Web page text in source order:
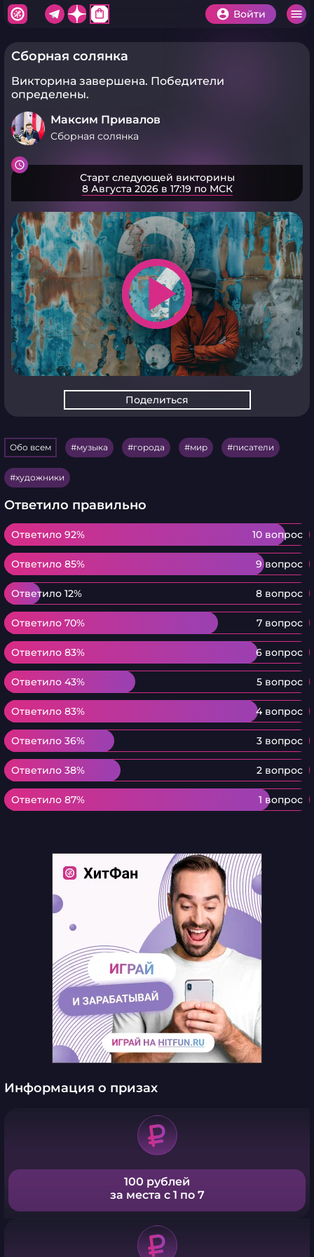
shopping_bag Войти
Сборная солянка
Викторина завершена. Победители
определены.
Максим Привалов
Сборная солянка
Старт следующей викторины
8 Августа 2026 в 17:19 по МСК
play_arrow
Поделиться
Обо всем музыка города мир писатели
художники
Ответило правильно
Ответило 92% 10 вопрос
Ответило 92%
Ответило 85% 9 вопрос
Ответило 85%
Ответило 12% 8 вопрос
Ответило 12%
Ответило 70% 7 вопрос
Ответило 70%
Ответило 83% 6 вопрос
Ответило 83%
Ответило 43% 5 вопрос
Ответило 43%
Ответило 83% 4 вопрос
Ответило 83%
Ответило 36% 3 вопрос
Ответило 36%
Ответило 38% 2 вопрос
Ответило 38%
Ответило 87% 1 вопрос
Ответило 87%
Информация о призах
100 рублей
за места с 1 по 7